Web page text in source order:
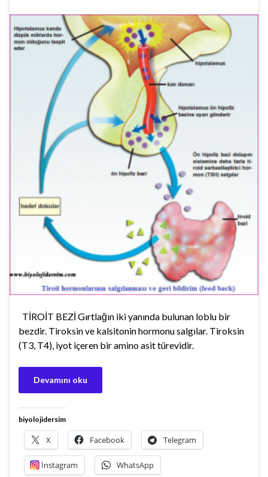
TİROİT BEZİ Gırtlağın iki yanında bulunan loblu bir
bezdir. Tiroksin ve kalsitonin hormonu salgılar. Tiroksin
(T3, T4), iyot içeren bir amino asit türevidir.
Devamını oku
biyolojidersim
X Facebook Telegram
İnstagram WhatsApp